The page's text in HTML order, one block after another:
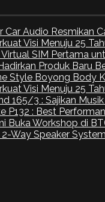
Car Audio Resmikan
Visi Menuju 25
SIM Pertama
Produk Baru
Style Boyong Body
Visi Menuju 25
165/3 : Sajikan
P132 : Best
Buka Workshop di
Way Speaker